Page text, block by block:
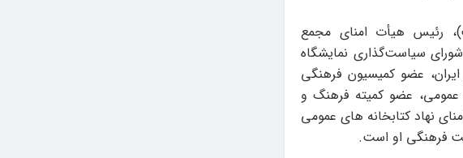
رئیس هیأت امنای مجمع
سیاست‌گذاری نمایشگاه
عضو کمیسیون فرهنگی
عضو کمیته فرهنگ و
نهاد کتابخانه های عمومی
فرهنگی او است.